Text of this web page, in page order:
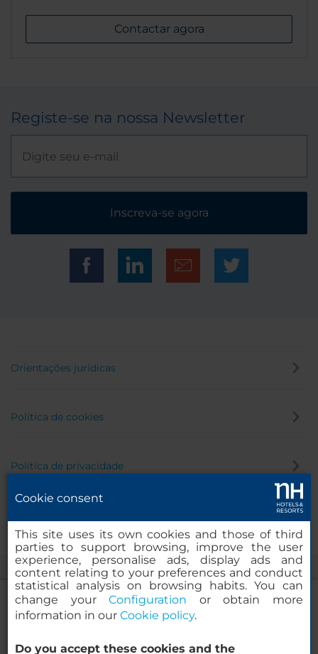
NH Collection Palazzo Verona
Contactar agora
Registe-se na nossa Newsletter
Inscreva-se agora
Orientações jurídicas
Política de cookies
Política de privacidade
Cookie consent
This site uses its own cookies and those of third
parties to support browsing, improve the user
experience, personalise ads, display ads and
content relating to your preferences and conduct
statistical analysis on browsing habits. You can
change yourConfiguration or obtain more
information in our Cookie policy.
Do you accept these cookies and the